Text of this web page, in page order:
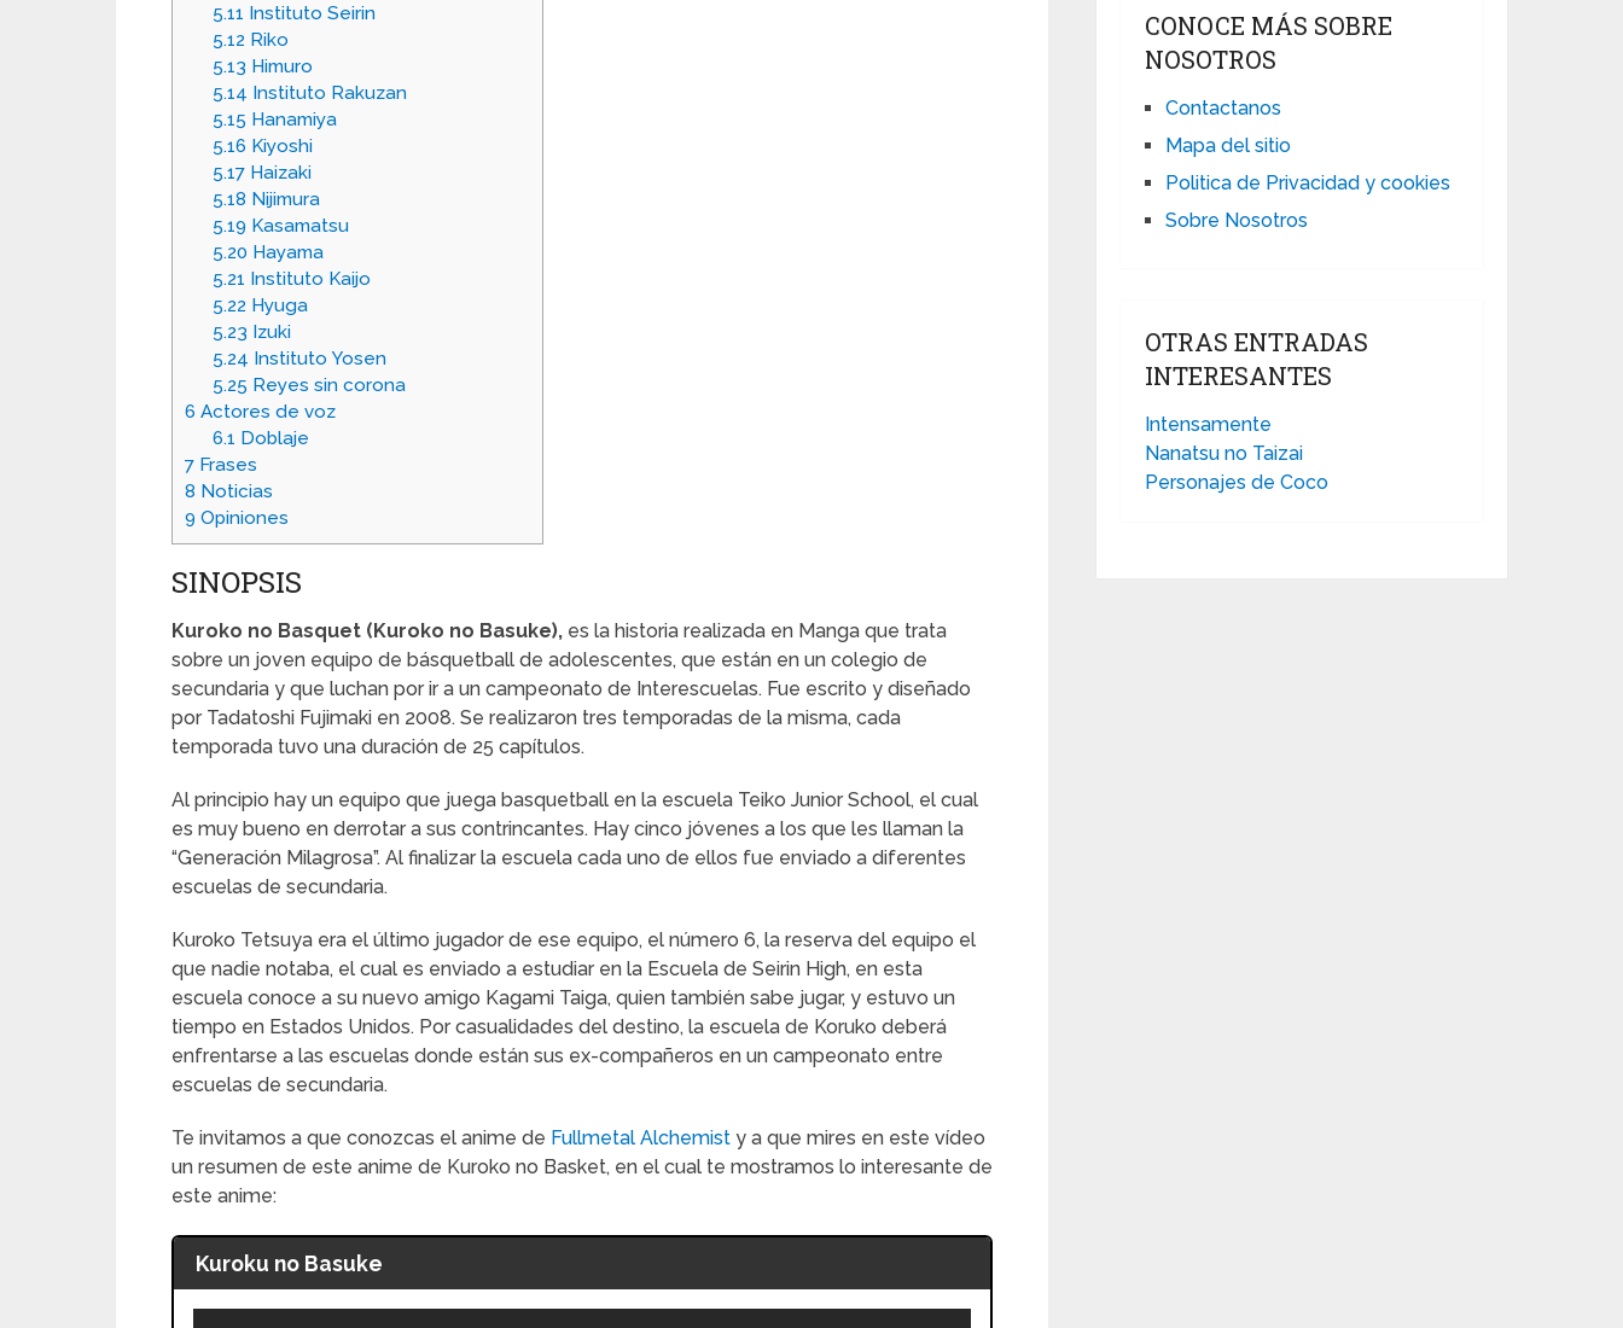
5.11 Instituto Seirin
5.12 Riko
5.13 Himuro
5.14 Instituto Rakuzan
5.15 Hanamiya
5.16 Kiyoshi
5.17Haizaki
5.18 Nijimura
5.19 Kasamatsu
5.20 Hayama
5.21 Instituto Kaijo
5.22 Hyuga
5.23 Izuki
5.24 Instituto Yosen
5.25 Reyes sin corona
6 Actores de voz
6.1 Doblaje
7 Frases
8 Noticias
9 Opiniones
SINOPSIS
Kuroko no Basquet (Kuroko no Basuke), es la historia realizada en Manga que trata
sobre un joven equipo de básquetball de adolescentes, que están en un colegio de
secundaria y que luchan por ir a un campeonato de Interescuelas. Fue escrito y diseñado
por Tadatoshi Fujimaki en 2008. Se realizaron tres temporadas de la misma, cada
temporada tuvo una duración de 25 capítulos.
Al principio hay un equipo que juega basquetball en la escuela Teiko Junior School, el cual
es muy bueno en derrotar a sus contrincantes. Hay cinco jóvenes a los que les llaman la
“Generación Milagrosa”. Al finalizar la escuela cada uno de ellos fue enviado a diferentes
escuelas de secundaria.
Kuroko Tetsuya era el último jugador de ese equipo, el número 6, la reserva del equipo el
que nadie notaba, el cual es enviado a estudiar en la Escuela de Seirin High, en esta
escuela conoce a su nuevo amigo Kagami Taiga, quien también sabe jugar, y estuvo un
tiempo en Estados Unidos. Por casualidades del destino, la escuela de Koruko deberá
enfrentarse a las escuelas donde están sus ex-compañeros en un campeonato entre
escuelas de secundaria.
Te invitamos a que conozcas el anime de Fullmetal Alchemist y a que mires en este vídeo
un resumen de este anime de Kuroko no Basket, en el cual te mostramos lo interesante de
este anime:
Kuroku no Basuke
CONOCE MÁS SOBRE
NOSOTROS
Contactanos
Mapa del sitio
Politica de Privacidad y cookies
Sobre Nosotros
OTRAS ENTRADAS
INTERESANTES
Intensamente
Nanatsu no Taizai
Personajes de Coco